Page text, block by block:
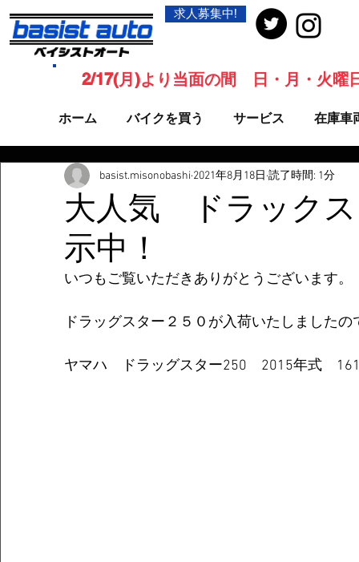
求人募集中!
ホーム バイクを買う サービス 在庫車
2/17(月)より当面の間 日・月・火曜
大人気 ドラック
示中！
basist.misonobashi 2021年8月18日 読了時間: 1分
いつもご覧いただきありがとうございます。
ドラッグスター２５０が入荷いたしました
ヤマハ　ドラッグスター250　2015年式　